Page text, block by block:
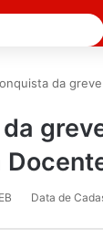
da
Data de